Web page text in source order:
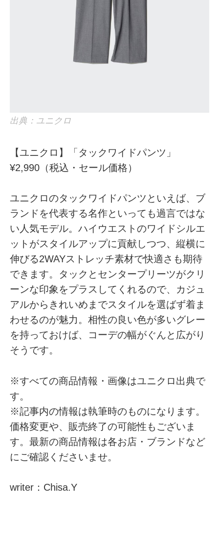
出典：ユニクロ
【ユニクロ】「タックワイドパンツ」
¥2,990（税込・セール価格）
ユニクロのタックワイドパンツといえば、ブ
ランドを代表する名作といっても過言ではな
い人気モデル。ハイウエストのワイドシルエ
ットがスタイルアップに貢献しつつ、縦横に
伸びる2WAYストレッチ素材で快適さも期待
できます。タックとセンタープリーツがクリ
ーンな印象をプラスしてくれるので、カジュ
アルからきれいめまでスタイルを選ばず着ま
わせるのが魅力。相性の良い色が多いグレー
を持っておけば、コーデの幅がぐんと広がり
そうです。
※すべての商品情報・画像はユニクロ出典で
す。
※記事内の情報は執筆時のものになります。
価格変更や、販売終了の可能性もございま
す。最新の商品情報は各お店・ブランドなど
にご確認くださいませ。
writer：Chisa.Y